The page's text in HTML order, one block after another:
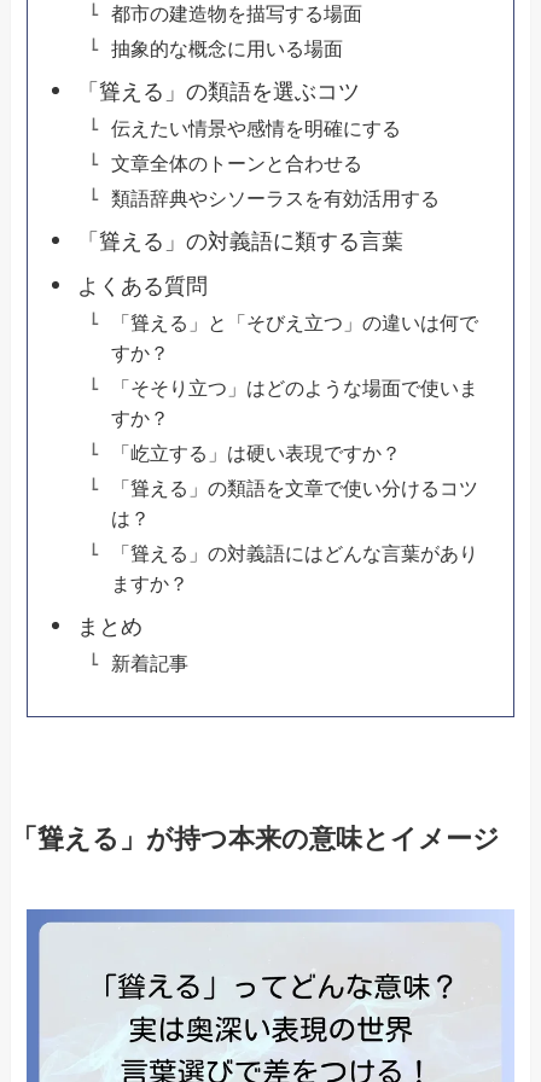
都市の建造物を描写する場面
抽象的な概念に用いる場面
「聳える」の類語を選ぶコツ
伝えたい情景や感情を明確にする
文章全体のトーンと合わせる
類語辞典やシソーラスを有効活用する
「聳える」の対義語に類する言葉
よくある質問
「聳える」と「そびえ立つ」の違いは何で
すか？
「そそり立つ」はどのような場面で使いま
すか？
「屹立する」は硬い表現ですか？
「聳える」の類語を文章で使い分けるコツ
は？
「聳える」の対義語にはどんな言葉があり
ますか？
まとめ
新着記事
「聳える」が持つ本来の意味とイメージ